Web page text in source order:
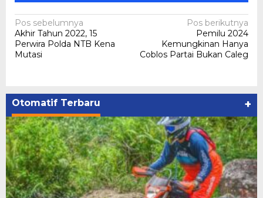
Navigasi
pos
Pos sebelumnya
Akhir Tahun 2022, 15
Perwira Polda NTB Kena
Mutasi
Pos berikutnya
Pemilu 2024
Kemungkinan Hanya
Coblos Partai Bukan Caleg
Otomatif Terbaru +